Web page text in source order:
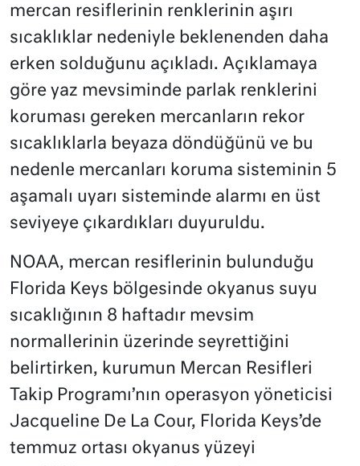
mercan resiflerinin renklerinin aşırı
sıcaklıklar nedeniyle beklenenden daha
erken solduğunu açıkladı. Açıklamaya
göre yaz mevsiminde parlak renklerini
koruması gereken mercanların rekor
sıcaklıklarla beyaza döndüğünü ve bu
nedenle mercanları koruma sisteminin 5
aşamalı uyarı sisteminde alarmı en üst
seviyeye çıkardıkları duyuruldu.
NOAA, mercan resiflerinin bulunduğu
Florida Keys bölgesinde okyanus suyu
sıcaklığının 8 haftadır mevsim
normallerinin üzerinde seyrettiğini
belirtirken, kurumun Mercan Resifleri
Takip Programı’nın operasyon yöneticisi
Jacqueline De La Cour, Florida Keys’de
temmuz ortası okyanus yüzeyi